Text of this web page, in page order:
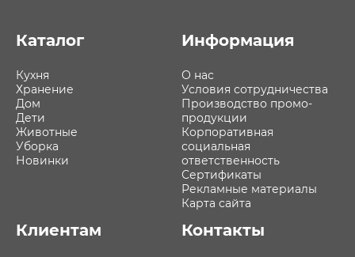
Каталог
Кухня
Хранение
Дом
Дети
Животные
Уборка
Новинки
Информация
О нас
Условия сотрудничества
Производство промо-
продукции
Корпоративная
социальная
ответственность
Сертификаты
Рекламные материалы
Карта сайта
Клиентам Контакты